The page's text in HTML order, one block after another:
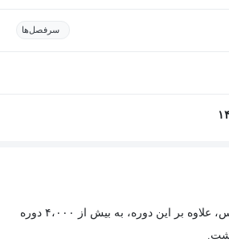
سرفصل‌ها
با خرید اشتراک مکتب‌پلاس، علاوه بر این دوره، به بیش از ۴،۰۰۰ دوره